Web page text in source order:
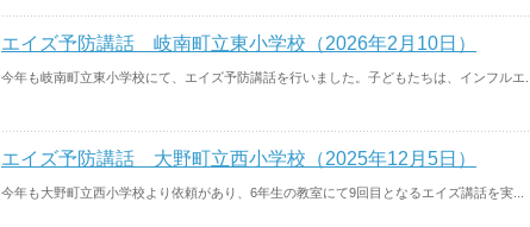
エイズ予防講話 岐南町立東小学校（2026年2月10日）
今年も岐南町立東小学校にて、エイズ予防講話を行いました。子どもたちは、インフルエ...
エイズ予防講話 大野町立西小学校（2025年12月5日）
今年も大野町立西小学校より依頼があり、6年生の教室にて9回目となるエイズ講話を実...